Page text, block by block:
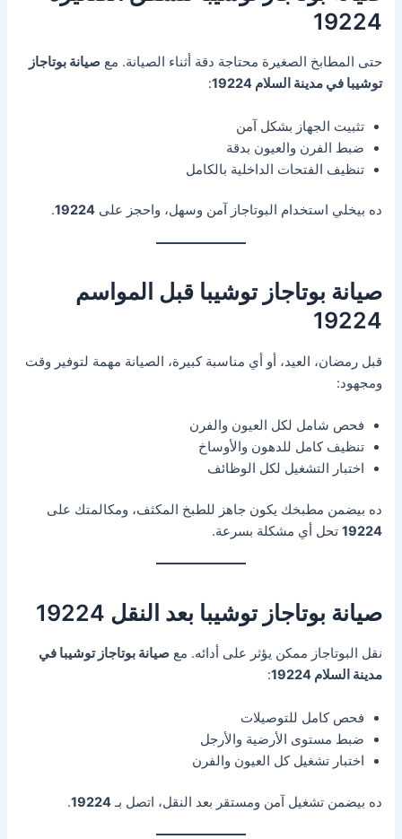
19224
حتى المطابخ الصغيرة محتاجة دقة أثناء الصيانة. معصيانة بوتاجاز
توشيبا في مدينة السلام 19224
:
تثبيت الجهاز بشكل آمن
ضبط الفرن والعيون بدقة
تنظيف الفتحات الداخلية بالكامل
ده بيخلي استخدام البوتاجاز آمن وسهل، واحجز على19224
.
صيانة بوتاجاز توشيبا قبل المواسم
19224
قبل رمضان، العيد، أو أي مناسبة كبيرة، الصيانة مهمة لتوفير وقت
ومجهود:
فحص شامل لكل العيون والفرن
تنظيف كامل للدهون والأوساخ
اختبار التشغيل لكل الوظائف
ده بيضمن مطبخك يكون جاهز للطبخ المكثف، ومكالمتك على
19224 تحل أي مشكلة بسرعة.
صيانة بوتاجاز توشيبا بعد النقل 19224
نقل البوتاجاز ممكن يؤثر على أدائه. معصيانة بوتاجاز توشيبا في
مدينة السلام 19224
:
فحص كامل للتوصيلات
ضبط مستوى الأرضية والأرجل
اختبار تشغيل كل العيون والفرن
ده بيضمن تشغيل آمن ومستقر بعد النقل، اتصل بـ19224
.